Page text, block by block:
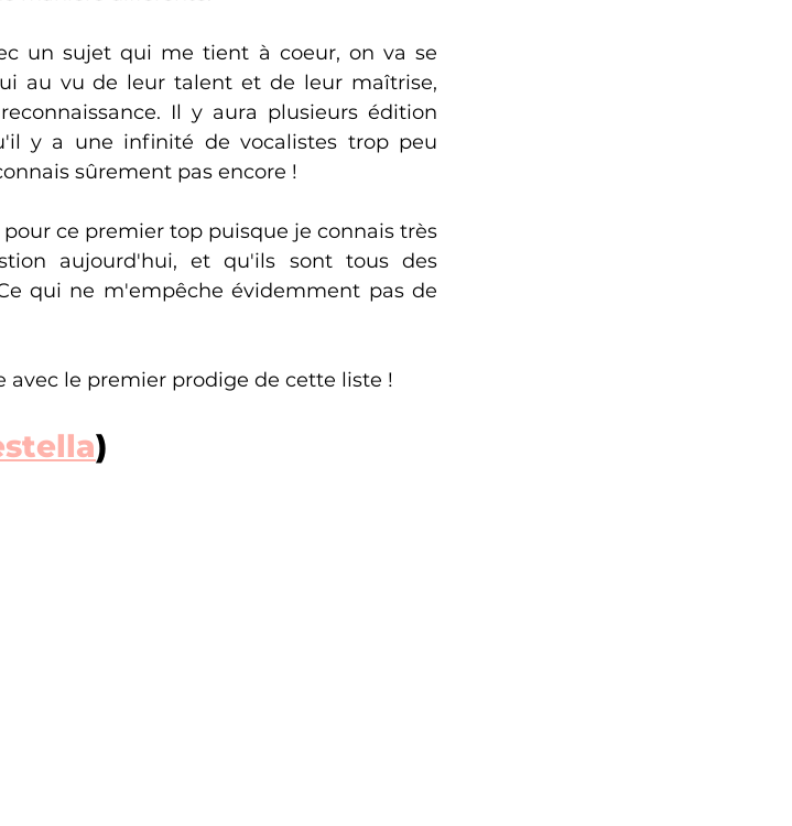
un sujet qui me tient à coeur, on va se
au vu de leur talent et de leur maîtrise,
Il y aura plusieurs édition
y a une infinité de vocalistes trop peu
sûrement pas encore !
ce premier top puisque je connais très
aujourd'hui, et qu'ils sont tous des
qui ne m'empêche évidemment pas de
le premier prodige de cette liste !
)